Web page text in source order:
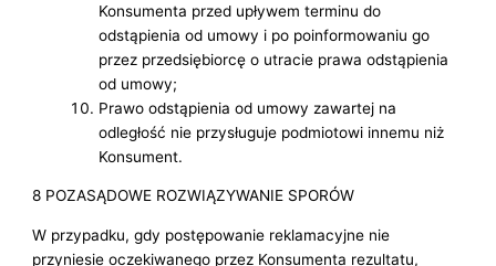
Konsumenta przed upływem terminu do
odstąpienia od umowy i po poinformowaniu go
przez przedsiębiorcę o utracie prawa odstąpienia
od umowy;
Prawo odstąpienia od umowy zawartej na
odległość nie przysługuje podmiotowi innemu niż
Konsument.
8 POZASĄDOWE ROZWIĄZYWANIE SPORÓW
W przypadku, gdy postępowanie reklamacyjne nie
przyniesie oczekiwanego przez Konsumenta rezultatu,